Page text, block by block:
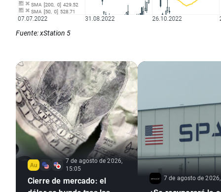
Fuente: xStation 5
7 de agosto de 2026,
15:05
Cierre de mercado: el
7 de agosto de